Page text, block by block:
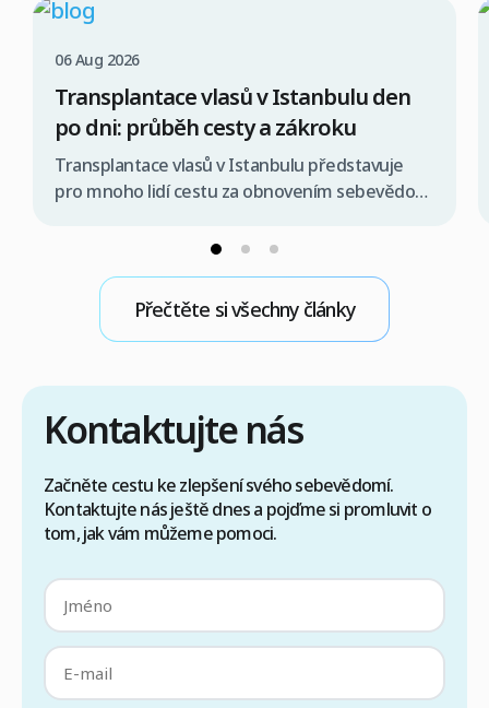
06 Aug 2026
Transplantace vlasů v Istanbulu den
po dni: průběh cesty a zákroku
Transplantace vlasů v Istanbulu představuje
pro mnoho lidí cestu za obnovením sebevědomí
strukturován den po dni, aby se minimalizoval
prvního kontaktu s klinikou, přes přílet do
Istanbulu, samotný zákrok, až po pooperační
péči, je každý krok řízen zkušeným týmem.
Přečtěte si všechny články
Kontaktujte nás
Začněte cestu ke zlepšení svého sebevědomí.
Kontaktujte nás ještě dnes a pojďme si promluvit o
tom, jak vám můžeme pomoci.